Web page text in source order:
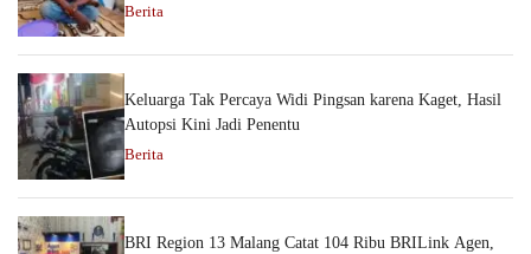
Berita
Keluarga Tak Percaya Widi Pingsan karena Kaget, Hasil
Autopsi Kini Jadi Penentu
Berita
BRI Region 13 Malang Catat 104 Ribu BRILink Agen,